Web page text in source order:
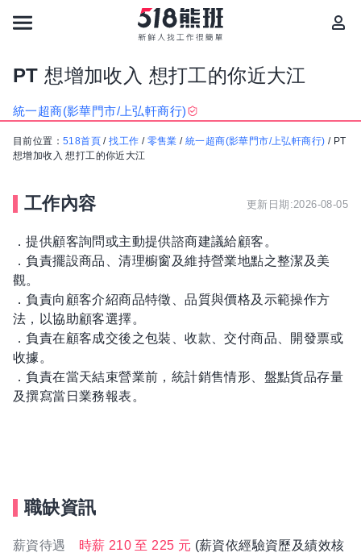
PT 想增加收入 想打工的你近大江
統一超商(影華門市/上弘軒商行)
目前位置： 518首頁 /找工作 / 零售業 /統一超商(影華門市/上弘軒商行) / PT
想增加收入 想打工的你近大江
工作內容 更新日期:2026-08-05
．提供顧客詢問或主動提供諮商建議給顧客。
．負責擺設商品、清理櫥窗及維持營業地點之整潔及美
觀。
．負責向顧客介紹商品特徵、品質與價格及示範操作方
法，以協助顧客選擇。
．負責在顧客成交後之包裝、收款、交付商品、開發票或
收據。
．負責在當天結束營業前，統計銷售情形、盤點貨品存量
及撰寫當日業務報表。
職缺資訊
薪資待遇 時薪 210 至 225 元 (薪資依經驗資歷及績效核